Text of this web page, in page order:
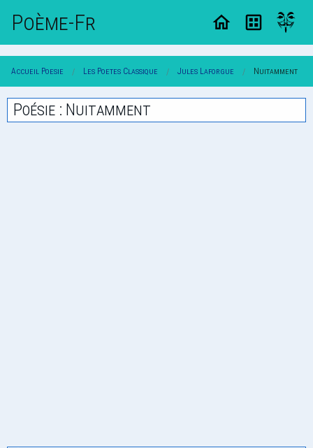
Poème-Fr
Accueil Poesie Les Poetes Classique Jules Laforgue Nuitamment
Poésie : Nuitamment